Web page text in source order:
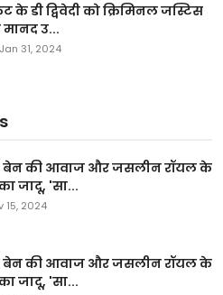
के डी द्विवेदी को क्रिमिनल जस्टिस
उ...
Jan 31, 2024
बेन की आवाज और जसलीन रॉयल के
जादू, 'सा...
15, 2024
बेन की आवाज और जसलीन रॉयल के
जादू, 'सा...